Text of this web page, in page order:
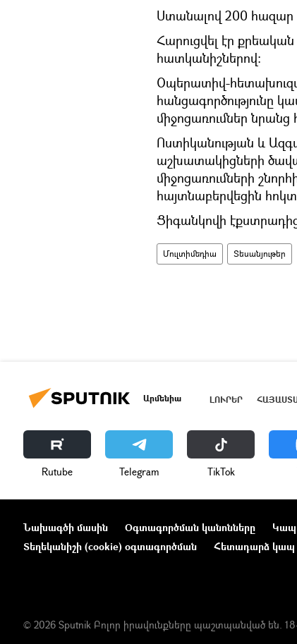
Ստանալով 200 հազար
Հարուցվել էր
հատկանիշներով:
Օպերատիվ-
հանցագործությունը
միջոցառումներ նրանց
Ոստիկանության և
աշխատակիցների
միջոցառումների
հայտնաբերվեցին
Ցիգանկովի
Մուլտիմեդիա Տեսանյութեր
Արմենիա ԼՈՒՐԵՐ
Rutube Telegram ТikТоk
Նախագծի մասին Օգտագործման կանոնները Կապ
Տեղեկանիշի (cookie) օգտագործման
Հետադարձ կապ
© 2026 Sputnik Բոլոր իրավունքները պաշտպանված են.